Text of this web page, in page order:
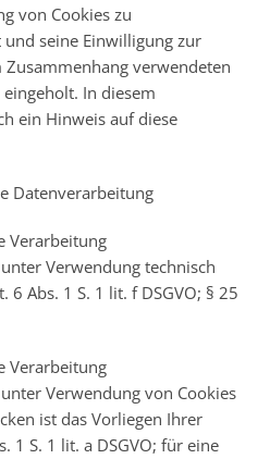
von Cookies zu
seine Einwilligung zur
verwendeten
In diesem
ein Hinweis auf diese
Datenverarbeitung
Verarbeitung
Verwendung technisch
Abs. 1 S. 1 lit. f DSGVO; § 25
Verarbeitung
Verwendung von Cookies
ist das Vorliegen Ihrer
1 S. 1 lit. a DSGVO; für eine